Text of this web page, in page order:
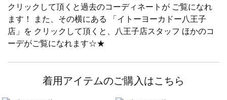
クリックして頂くと過去のコーディネートが ご覧になれ
ます！ また、その横にある 「イトーヨーカドー八王子
店」を クリックして頂くと、八王子店スタッフ ほかのコ
ーデがご覧になれます☆★
着用アイテムのご購入はこちら